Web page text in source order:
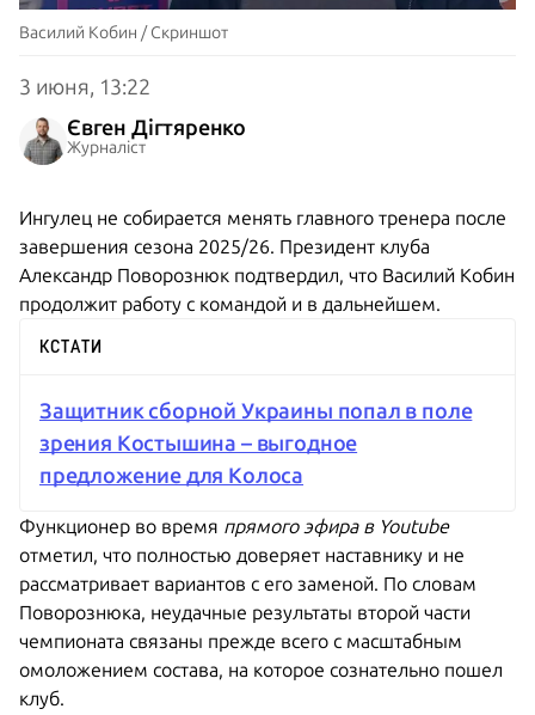
Василий Кобин / Скриншот
3 июня, 13:22
Євген Дігтяренко
Журналіст
Ингулец не собирается менять главного тренера после
завершения сезона 2025/26. Президент клуба
Александр Поворознюк подтвердил, что Василий Кобин
продолжит работу с командой и в дальнейшем.
КСТАТИ
Защитник сборной Украины попал в поле
зрения Костышина – выгодное
предложение для Колоса
Функционер во время прямого эфира в Youtube
отметил, что полностью доверяет наставнику и не
рассматривает вариантов с его заменой. По словам
Поворознюка, неудачные результаты второй части
чемпионата связаны прежде всего с масштабным
омоложением состава, на которое сознательно пошел
клуб.